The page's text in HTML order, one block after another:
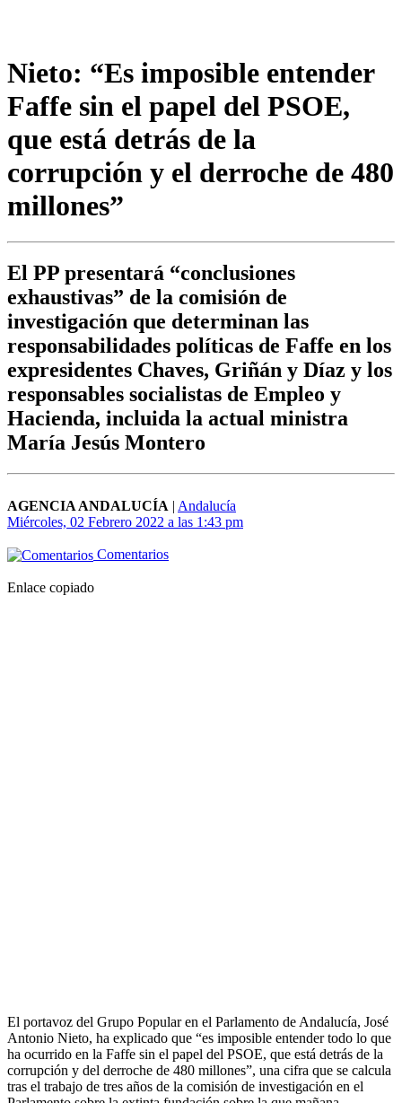
Nieto: “Es imposible entender
Faffe sin el papel del PSOE,
que está detrás de la
corrupción y el derroche de 480
millones”
El PP presentará “conclusiones
exhaustivas” de la comisión de
investigación que determinan las
responsabilidades políticas de Faffe en los
expresidentes Chaves, Griñán y Díaz y los
responsables socialistas de Empleo y
Hacienda, incluida la actual ministra
María Jesús Montero
AGENCIA ANDALUCÍA | Andalucía
Miércoles, 02 Febrero 2022 a las 1:43 pm
Comentarios
Enlace copiado
El portavoz del Grupo Popular en el Parlamento de Andalucía, José
Antonio Nieto, ha explicado que “es imposible entender todo lo que
ha ocurrido en la Faffe sin el papel del PSOE, que está detrás de la
corrupción y del derroche de 480 millones”, una cifra que se calcula
tras el trabajo de tres años de la comisión de investigación en el